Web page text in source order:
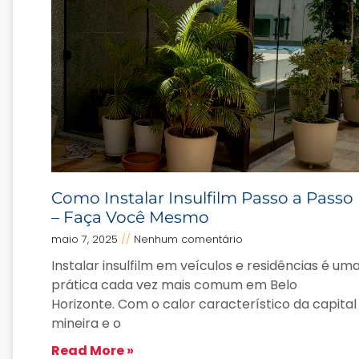
Como Instalar Insulfilm Passo a Passo
– Faça Você Mesmo
maio 7, 2025 Nenhum comentário
Instalar insulfilm em veículos e residências é
prática cada vez mais comum em Belo
Horizonte. Com o calor característico da capital
mineira e o
Read More »